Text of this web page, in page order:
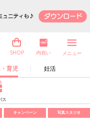
育児 妊活
SHOP 内祝い メニュー
ス
キャンペーン 写真スタジオ